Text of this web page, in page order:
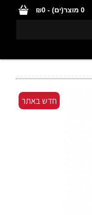
0 מוצר(ים) - ₪0
חדש באתר